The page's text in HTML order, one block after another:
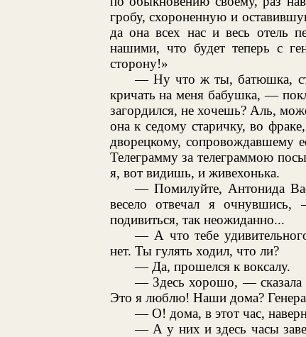
гробу, схороненную и
да она всех нас и весь отель
нашими, что будет теперь с
сторону!»
— Ну что ж ты, батюшка,
кричать на меня бабушка, —
загордился, не хочешь? Аль,
она к седому старичку, во
дворецкому,
Телеграмму за телеграммою
я, вот видишь, и живехонька.
— Помилуйте, Антонида
весело отвечал я
подивиться, так неожиданно...
— А что тебе
нет. Ты гулять ходил, что ли?
— Да, прошелся к воксалу.
— Здесь хорошо, — сказала
Это я люблю! Наши дома?
— О! дома, в этот час,
— А у них и здесь часы